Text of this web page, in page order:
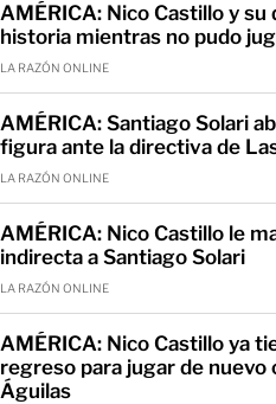
AMÉRICA: Nico Castillo y su
historia mientras no pudo
LA RAZÓN ONLINE
AMÉRICA: Santiago Solari
figura ante la directiva de
LA RAZÓN ONLINE
AMÉRICA: Nico Castillo le
indirecta a Santiago Solari
LA RAZÓN ONLINE
AMÉRICA: Nico Castillo ya
regreso para jugar de nuevo
Águilas